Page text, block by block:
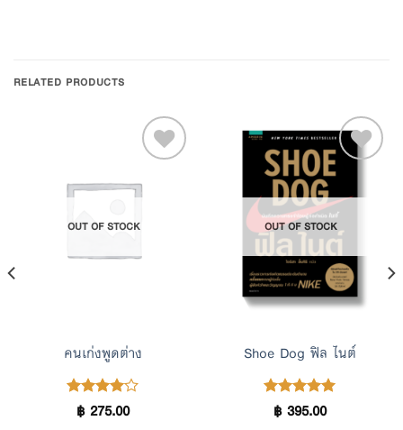
RELATED PRODUCTS
OUT OF STOCK
คนเก่งพูดต่าง
Rated4.00
฿275.00
Wishlist
OUT OF STOCK
Shoe Dog ฟิล ไนต์
Rated5.00
฿395.00